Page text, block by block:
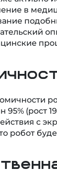
в
95% (рост
с
робот